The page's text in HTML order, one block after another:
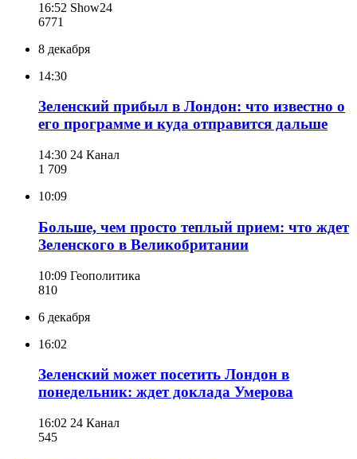
16:52 Show24
6771
8 декабря
14:30
Зеленский прибыл в Лондон: что известно о
его программе и куда отправится дальше
14:30 24 Канал
1 709
10:09
Больше, чем просто теплый прием: что ждет
Зеленского в Великобритании
10:09 Геополитика
810
6 декабря
16:02
Зеленский может посетить Лондон в
понедельник: ждет доклада Умерова
16:02 24 Канал
545